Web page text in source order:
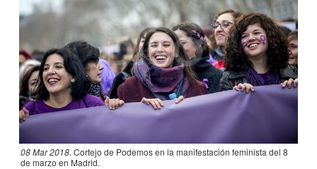
08 Mar 2018. Cortejo de Podemos en la manifestación feminista del 8
de marzo en Madrid.